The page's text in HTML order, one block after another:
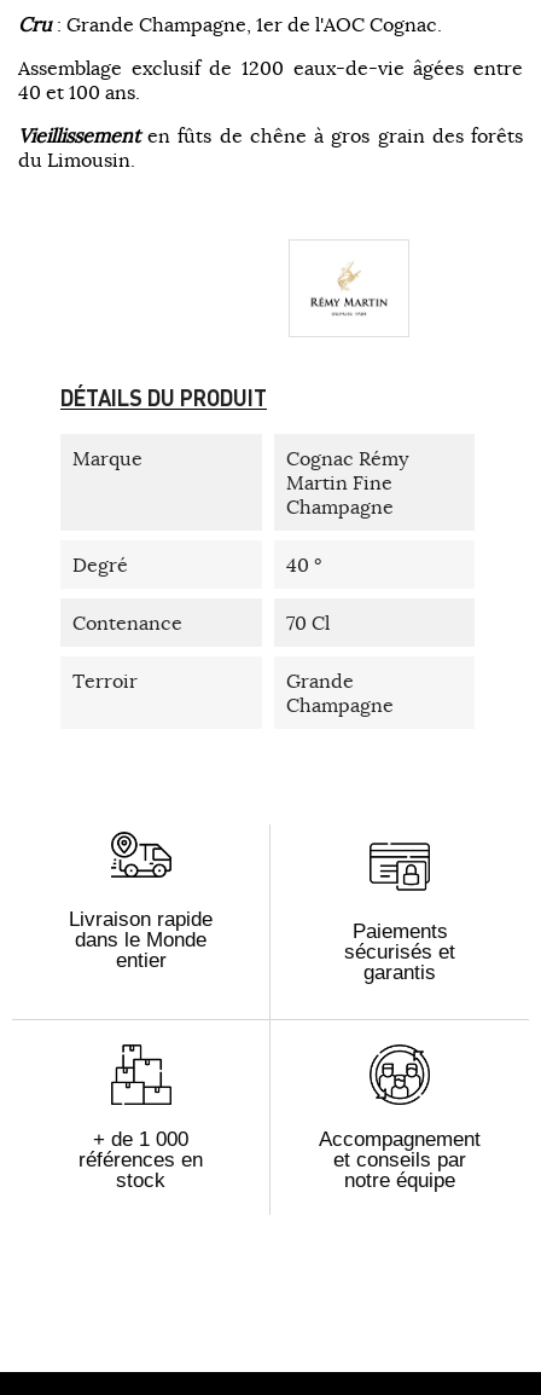
Cru: Grande Champagne, 1er de l'AOC Cognac.
Assemblage exclusif de 1200 eaux-de-vie âgées entre
40 et 100 ans.
Vieillissementen fûts de chêne à gros grain des forêts
du Limousin.
DÉTAILS DU PRODUIT
Marque
Cognac Rémy
Martin Fine
Champagne
Degré 40 °
Contenance 70 Cl
Terroir
Grande
Champagne
Livraison rapide
dans le Monde
entier
Paiements
sécurisés et
garantis
+ de 1 000
références en
stock
Accompagnement
et conseils par
notre équipe